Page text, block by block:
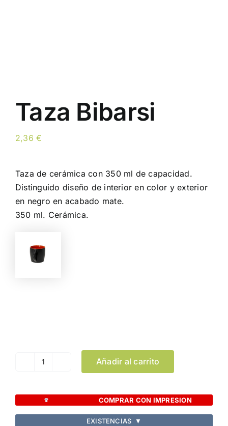
Taza Bibarsi
2,36€
Taza de cerámica con 350 ml de capacidad.
Distinguido diseño de interior en color y exterior
en negro en acabado mate.
350 ml. Cerámica.
Taza
cantidad
Añadir al carrito
COMPRAR CON IMPRESION
EXISTENCIAS ▼